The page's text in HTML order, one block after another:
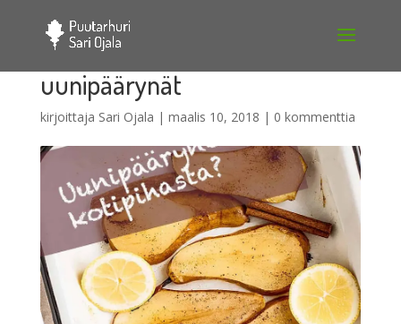
uunipäärynät
kirjoittaja Sari Ojala | maalis 10, 2018 | 0 kommenttia